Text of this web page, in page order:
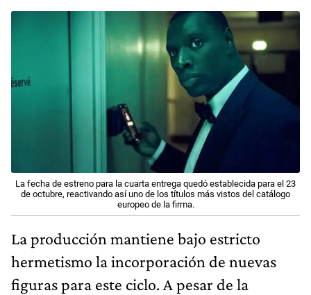
La fecha de estreno para la cuarta entrega quedó establecida para el 23
de octubre, reactivando así uno de los títulos más vistos del catálogo
europeo de la firma.
La producción mantiene bajo estricto
hermetismo la incorporación de nuevas
figuras para este ciclo. A pesar de la